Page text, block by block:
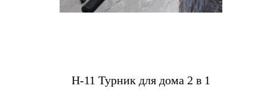
H-11 Турник для дома 2 в 1